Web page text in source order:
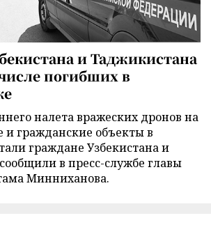
и Таджикистана
погибших в
налета вражеских дронов на
гражданские объекты в
граждане Узбекистана и
в пресс-службе главы
Минниханова.